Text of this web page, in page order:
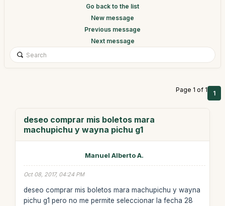
Go back to the list
New message
Previous message
Next message
Page 1 of 1 1
deseo comprar mis boletos mara
machupichu y wayna pichu g1
Manuel Alberto A.
Oct 08, 2017, 04:24 PM
deseo comprar mis boletos mara machupichu y wayna
pichu g1 pero no me permite seleccionar la fecha 28